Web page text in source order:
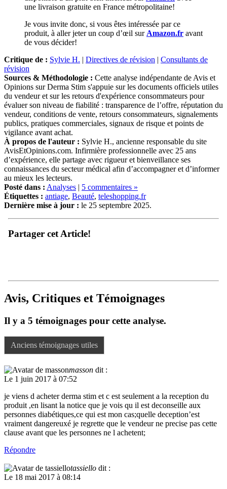
une livraison gratuite en France métropolitaine!
Je vous invite donc, si vous êtes intéressée par ce
produit, à aller jeter un coup d’œil sur Amazon.fr avant
de vous décider!
Critique de : Sylvie H. | Directives de révision | Consultants de
révision
Sources & Méthodologie : Cette analyse indépendante de Avis et
Opinions sur Derma Stim s'appuie sur les documents officiels utiles
du vendeur et sur les retours d'expérience consommateurs pour
évaluer son niveau de fiabilité : transparence de l’offre, réputation du
vendeur, conditions de vente, retours consommateurs, signalements
publics, pratiques commerciales, signaux de risque et points de
vigilance avant achat.
À propos de l'auteur : Sylvie H., ancienne responsable du site
AvisEtOpinions.com. Infirmière professionnelle avec 25 ans
d’expérience, elle partage avec rigueur et bienveillance ses
connaissances du secteur médical afin d’accompagner et d’informer
au mieux les lecteurs.
Posté dans : Analyses | 5 commentaires »
Étiquettes : antiage, Beauté, teleshopping.fr
Dernière mise à jour : le 25 septembre 2025.
Partager cet Article!
Avis, Critiques et Témoignages
Il y a 5 témoignages pour cette analyse.
Anciens témoignages utiles
masson dit :
Le 1 juin 2017 à 07:52
je viens d acheter derma stim et c est seulement a la reception du
produit ,en lisant la notice que je vois qu il est deconseille aux
personnes diabétiques,ce qui est mon cas;quelle deception’est
vraiment dangereuxé je regrette que le vendeur ne precise pas cette
clause avant que les personnes ne l achetent;
Répondre
tassiello dit :
Le 18 mai 2017 à 08:14